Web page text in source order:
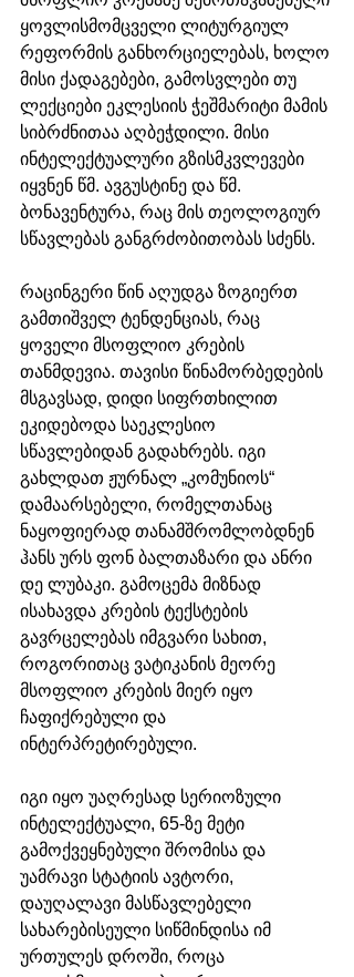
ყოვლისმომცველი ლიტურგიულ
რეფორმის განხორციელებას, ხოლო
მისი ქადაგებები, გამოსვლები თუ
ლექციები ეკლესიის ჭეშმარიტი მამის
სიბრძნითაა აღბეჭდილი. მისი
ინტელექტუალური გზისმკვლევები
იყვნენ წმ. ავგუსტინე და წმ.
ბონავენტურა, რაც მის თეოლოგიურ
სწავლებას განგრძობითობას სძენს.
რაცინგერი წინ აღუდგა ზოგიერთ
გამთიშველ ტენდენციას, რაც
ყოველი მსოფლიო კრების
თანმდევია. თავისი წინამორბედების
მსგავსად, დიდი სიფრთხილით
ეკიდებოდა საეკლესიო
სწავლებიდან გადახრებს. იგი
გახლდათ ჟურნალ „კომუნიოს“
დამაარსებელი, რომელთანაც
ნაყოფიერად თანამშრომლობდნენ
ჰანს ურს ფონ ბალთაზარი და ანრი
დე ლუბაკი. გამოცემა მიზნად
ისახავდა კრების ტექსტების
გავრცელებას იმგვარი სახით,
როგორითაც ვატიკანის მეორე
მსოფლიო კრების მიერ იყო
ჩაფიქრებული და
ინტერპრეტირებული.
იგი იყო უაღრესად სერიოზული
ინტელექტუალი, 65-ზე მეტი
გამოქვეყნებული შრომისა და
უამრავი სტატიის ავტორი,
დაუღალავი მასწავლებელი
სახარებისეული სიწმინდისა იმ
ურთულეს დროში, როცა